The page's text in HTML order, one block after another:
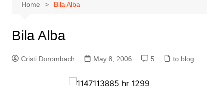
Home Bila Alba
Bila Alba
Cristi Dorombach May 8, 2006 5 to blog